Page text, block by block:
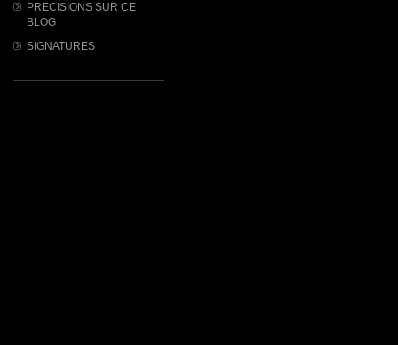
PRECISIONS SUR CE
BLOG
SIGNATURES